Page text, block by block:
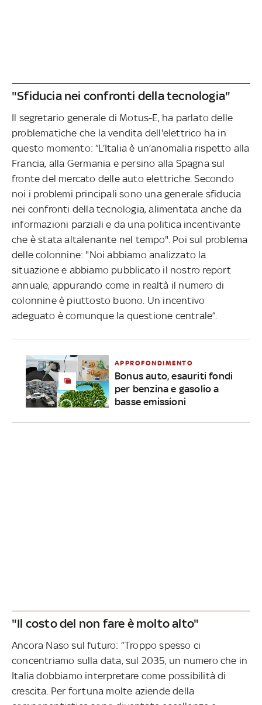
"Sfiducia nei confronti della tecnologia"
Il segretario generale di Motus-E, ha parlato delle
problematiche che la vendita dell'elettrico ha in
questo momento: “L’Italia è un’anomalia rispetto alla
Francia, alla Germania e persino alla Spagna sul
fronte del mercato delle auto elettriche. Secondo
noi i problemi principali sono una generale sfiducia
nei confronti della tecnologia, alimentata anche da
informazioni parziali e da una politica incentivante
che è stata altalenante nel tempo". Poi sul problema
delle colonnine: "Noi abbiamo analizzato la
situazione e abbiamo pubblicato il nostro report
annuale, appurando come in realtà il numero di
colonnine è piuttosto buono. Un incentivo
adeguato è comunque la questione centrale”.
APPROFONDIMENTO
Bonus auto, esauriti fondi
per benzina e gasolio a
basse emissioni
"Il costo del non fare è molto alto"
Ancora Naso sul futuro: “Troppo spesso ci
concentriamo sulla data, sul 2035, un numero che in
Italia dobbiamo interpretare come possibilità di
crescita. Per fortuna molte aziende della